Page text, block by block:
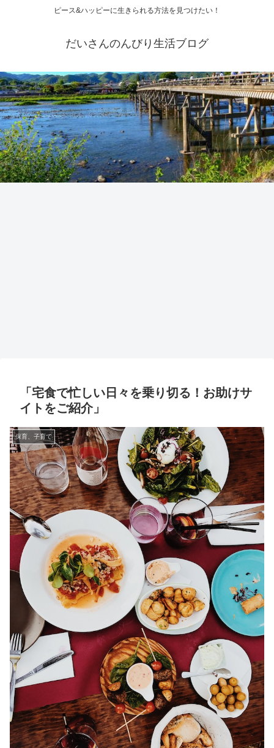
ピース&ハッピーに生きられる方法を見つけたい！
だいさんのんびり生活ブログ
「宅食で忙しい日々を乗り切る！お助けサ
イトをご紹介」
保育、子育て